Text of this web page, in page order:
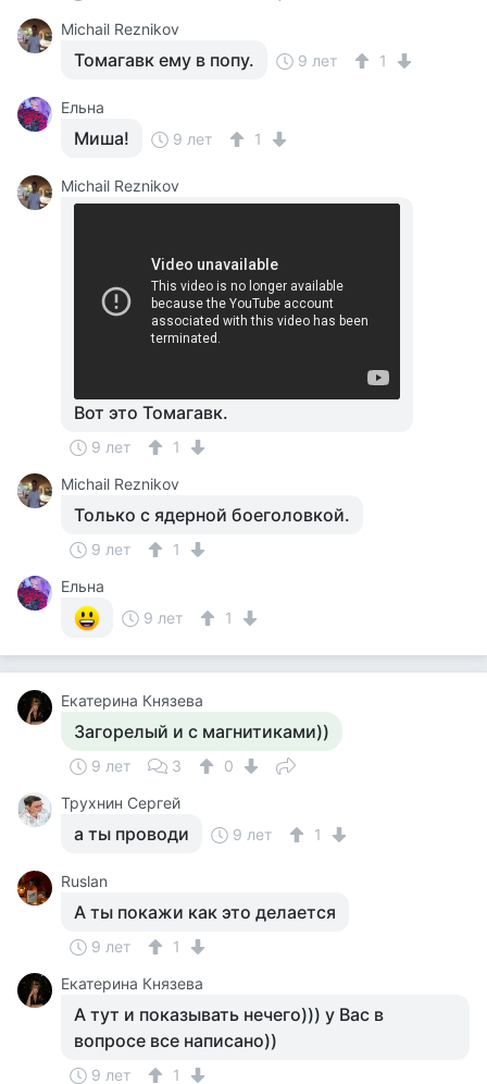
Michail Reznikov
Томагавк ему в попу. 9 лет 1
Ельна
Миша! 9 лет 1
Michail Reznikov
Вот это Томагавк.
9 лет
1
Michail Reznikov
Только с ядерной боеголовкой.
9 лет
1
Ельна
9 лет
1
Екатерина Князева
Загорелый и с магнитиками))
9 лет 3
0
Трухнин Сергей
а ты проводи 9 лет 1
Ruslan
А ты покажи как это делается
9 лет
1
Екатерина Князева
А тут и показывать нечего))) у Вас в
вопросе все написано))
9 лет 1